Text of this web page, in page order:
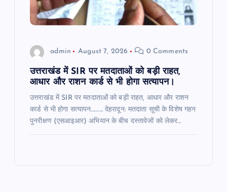
admin August 7, 2026 0 Comments
उत्तराखंड में SIR पर मतदाताओं को बड़ी राहत,
आधार और राशन कार्ड से भी होगा सत्यापन।
उत्तराखंड में SIR पर मतदाताओं को बड़ी राहत, आधार और राशन
कार्ड से भी होगा सत्यापन………. देहरादून: मतदाता सूची के विशेष गहन
पुनरीक्षण (एसआइआर) अभियान के बीच दस्तावेजों को लेकर…